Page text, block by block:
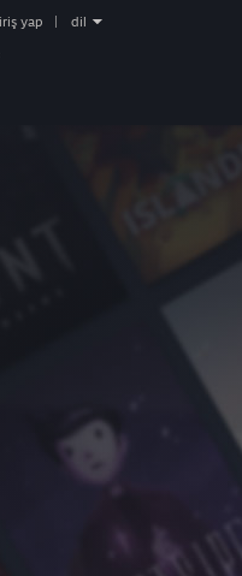
yap dil